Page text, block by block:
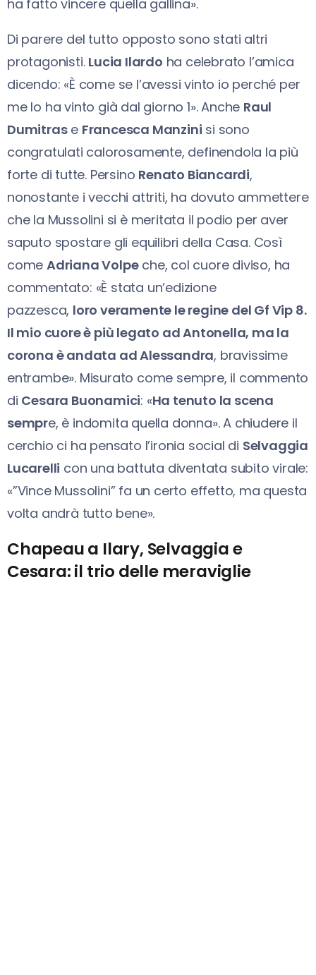
ha fatto vincere quella gallina».
Di parere del tutto opposto sono stati altri
protagonisti. Lucia Ilardo ha celebrato l’amica
dicendo: «È come se l’avessi vinto io perché per
me lo ha vinto già dal giorno 1». Anche Raul
Dumitrase Francesca Manzini si sono
congratulati calorosamente, definendola la più
forte di tutte. Persino Renato Biancardi,
nonostante i vecchi attriti, ha dovuto ammettere
che la Mussolini si è meritata il podio per aver
saputo spostare gli equilibri della Casa. Così
come Adriana Volpeche, col cuore diviso, ha
commentato: «È stata un’edizione
pazzesca, loro veramente le regine del Gf Vip 8.
Il mio cuore è più legato ad Antonella, ma la
corona è andata ad Alessandra, bravissime
entrambe». Misurato come sempre, il commento
di Cesara Buonamici: «Ha tenuto la scena
sempre, è indomita quella donna». A chiudere il
cerchio ci ha pensato l’ironia social di Selvaggia
Lucarelli con una battuta diventata subito virale:
«”Vince Mussolini” fa un certo effetto, ma questa
volta andrà tutto bene».
Chapeau a Ilary, Selvaggia e
Cesara: il trio delle meraviglie